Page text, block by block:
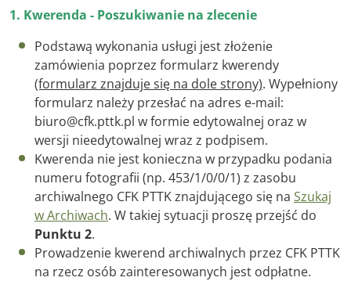
Udostępnianie
1. Kwerenda - Poszukiwanie na zlecenie
Podstawą wykonania usługi jest złożenie
zamówienia poprzez formularz kwerendy
(formularz znajduje się na dole strony). Wypełniony
formularz należy przesłać na adres e-mail:
biuro@cfk.pttk.pl w formie edytowalnej oraz w
wersji nieedytowalnej wraz z podpisem.
Kwerenda nie jest konieczna w przypadku podania
numeru fotografii (np. 453/1/0/0/1) z zasobu
archiwalnego CFK PTTK znajdującego się na Szukaj
w Archiwach. W takiej sytuacji proszę przejść do
Punktu 2.
Prowadzenie kwerend archiwalnych przez CFK PTTK
na rzecz osób zainteresowanych jest odpłatne.